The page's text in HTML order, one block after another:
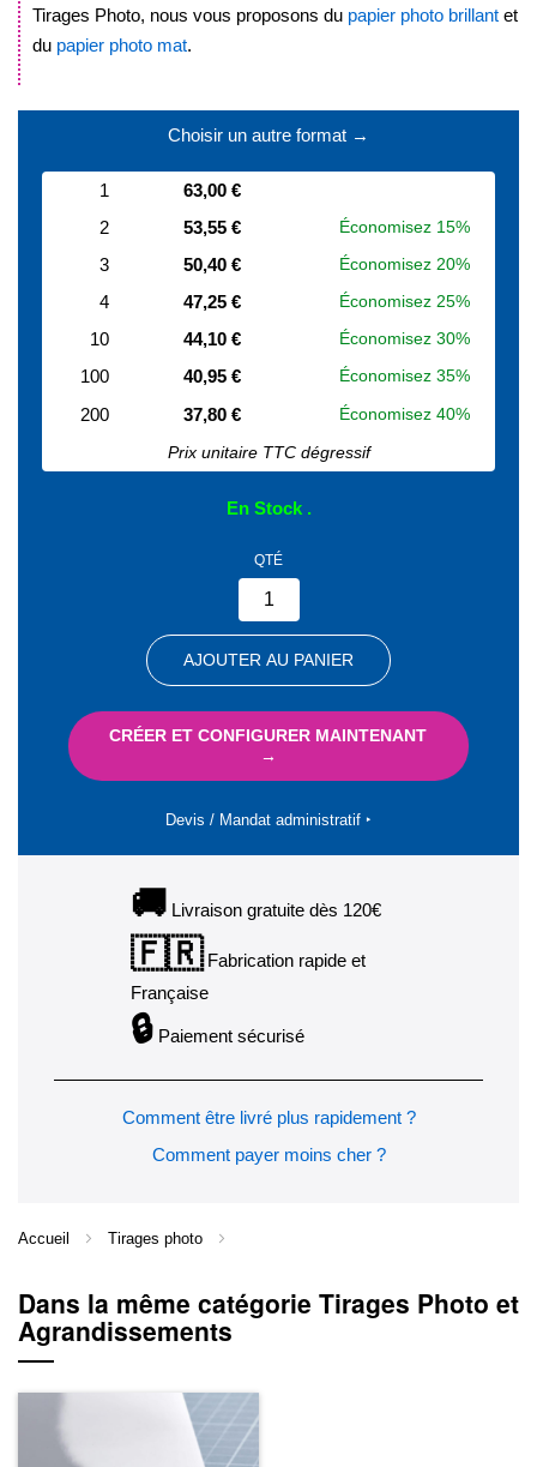
Tirages Photo, nous vous proposons du papier photo brillant et
du papier photo mat.
Choisir un autre format →
1
63,00 €
2
53,55 € Économisez 15%
3 50,40 € Économisez 20%
4 47,25 € Économisez 25%
10 44,10 € Économisez 30%
100 40,95 € Économisez 35%
200 37,80 €
Économisez 40%
Prix unitaire TTC dégressif
En Stock
QTÉ
AJOUTER AU PANIER
CRÉER ET CONFIGURER MAINTENANT
→
Devis / Mandat administratif ‣
🚚 Livraison gratuite dès 120€
🇫🇷Fabrication rapide et
Française
🔒 Paiement sécurisé
Comment être livré plus rapidement ?
Comment payer moins cher ?
Accueil Tirages photo
Dans la même catégorie Tirages Photo et
Agrandissements